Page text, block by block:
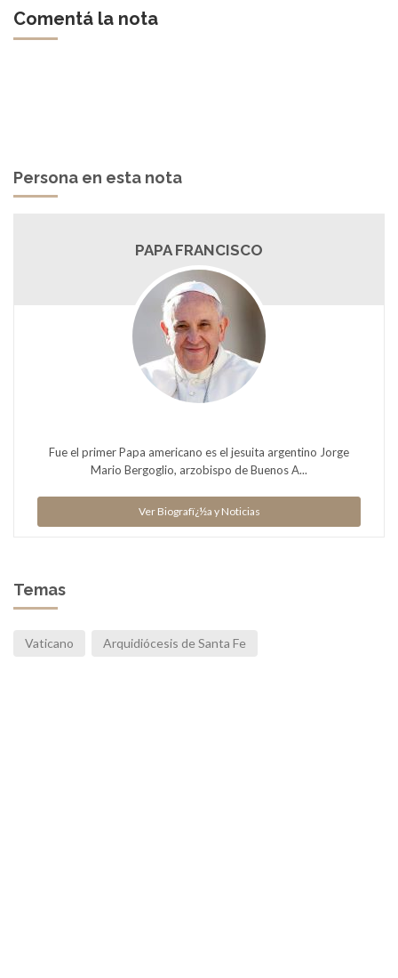
Comentá la nota
Persona en esta nota
PAPA FRANCISCO
Fue el primer Papa americano es el jesuita argentino Jorge
Mario Bergoglio, arzobispo de Buenos A...
Ver Biografï¿½a y Noticias
Temas
Vaticano Arquidiócesis de Santa Fe